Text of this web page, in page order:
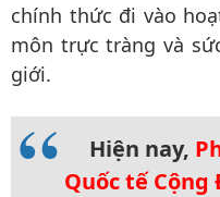
chính thức đi vào
môn trực tràng và
giới.
Hiện nay,
Quốc tế Cộng